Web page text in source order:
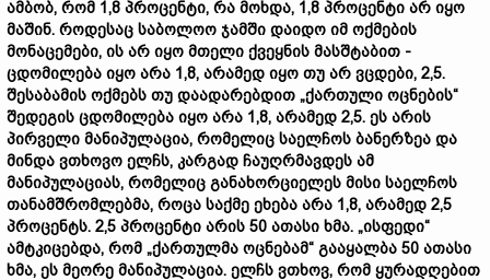
ამბობ, რომ 1,8 პროცენტი, რა მოხდა, 1,8 პროცენტი არ იყო
მაშინ. როდესაც საბოლოო ჯამში დაიდო იმ ოქმების
მონაცემები, ის არ იყო მთელი ქვეყნის მასშტაბით -
ცდომილება იყო არა 1,8, არამედ იყო თუ არ ვცდები, 2,5.
შესაბამის ოქმებს თუ დაადარებდით „ქართული ოცნების“
შედეგის ცდომილება იყო არა 1,8, არამედ 2,5. ეს არის
პირველი მანიპულაცია, რომელიც საელჩოს ბანერზეა და
მინდა ვთხოვო ელჩს, კარგად ჩაუღრმავდეს ამ
მანიპულაციას, რომელიც განახორციელეს მისი საელჩოს
თანამშრომლებმა, როცა საქმე ეხება არა 1,8, არამედ 2,5
პროცენტს. 2,5 პროცენტი არის 50 ათასი ხმა. „ისფედი“
ამტკიცებდა, რომ „ქართულმა ოცნებამ“ გააყალბა 50 ათასი
ხმა, ეს მეორე მანიპულაცია. ელჩს ვთხოვ, რომ ყურადღებით